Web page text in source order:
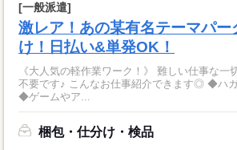
[一般派遣]
激レア！あの某有名テーマパー
け！日払い&単発OK！
《大人気の軽作業ワーク！》 難しい仕事な一切なし！ 知識や経験は
不要です♪ こんなお仕事紹介できます◎ ◆ハガキや郵便物の仕分け
◆ゲームやア...
梱包・仕分け・検品